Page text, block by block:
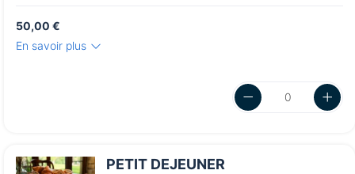
50,00 €
En savoir plus
PETIT DEJEUNER